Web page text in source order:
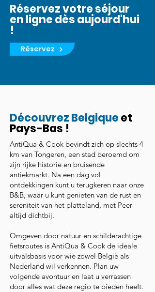
Réservez votre séjour
en ligne dès aujourd'hui
!
Réservez
Découvrez Belgiqueet
Pays-Bas !
AntiQua & Cook bevindt zich op slechts 4
km van Tongeren, een stad beroemd om
zijn rijke historie en bruisende
antiekmarkt. Na een dag vol
ontdekkingen kunt u terugkeren naar onze
B&B, waar u kunt genieten van de rust en
sereniteit van het platteland, met Peer
altijd dichtbij.
Omgeven door natuur en schilderachtige
fietsroutes is AntiQua & Cook de ideale
uitvalsbasis voor wie zowel België als
Nederland wil verkennen. Plan uw
volgende avontuur en laat u verrassen
door alles wat deze regio te bieden heeft.